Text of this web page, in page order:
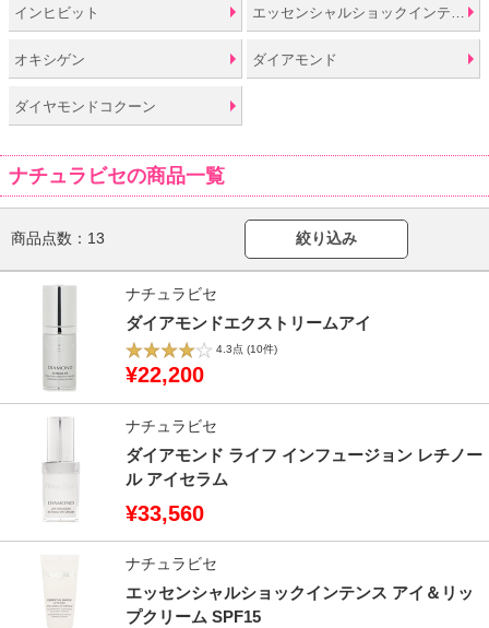
インヒビット エッセンシャルショックインテンス
オキシゲン ダイアモンド
ダイヤモンドコクーン
ナチュラビセの商品一覧
商品点数： 13 絞り込み
ナチュラビセ
ダイアモンドエクストリームアイ
4.3点 (10件)
¥22,200
ナチュラビセ
ダイアモンド ライフ インフュージョン レチノー
ル アイセラム
¥33,560
ナチュラビセ
エッセンシャルショックインテンス アイ＆リッ
プクリーム SPF15